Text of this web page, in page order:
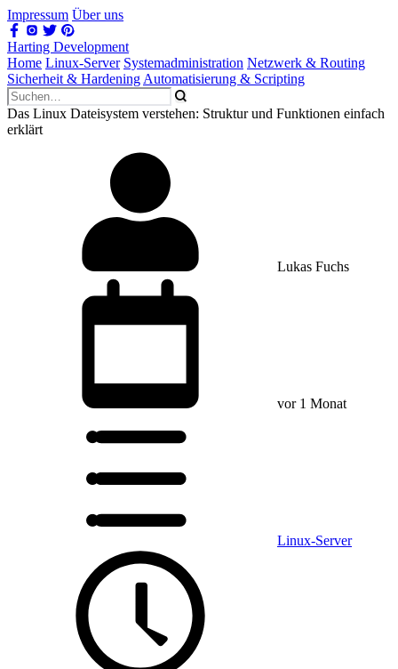
Impressum Über uns
Harting Development
Home Linux-Server Systemadministration Netzwerk & Routing
Sicherheit & Hardening Automatisierung & Scripting
Das Linux Dateisystem verstehen: Struktur und Funktionen einfach
erklärt
Lukas Fuchs
vor 1 Monat
Linux-Server